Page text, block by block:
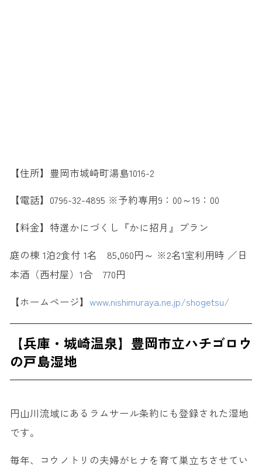
【住所】豊岡市城崎町湯島1016-2
【電話】0796-32-4895 ※予約専用9：00～19：00
【料金】特選かにづくし『かに招月』プラン
庭の棟 1泊2食付 1名 85,060円～ ※2名1室利用時 ／日
本酒（西村屋）1合 770円
【ホームページ】 www.nishimuraya.ne.jp/shogetsu/
【兵庫・城崎温泉】豊岡市立ハチゴロウ
の戸島湿地
円山川流域にあるラムサール条約にも登録された湿地
です。
毎年、コウノトリの夫婦がヒナを育て巣立ちさせてい